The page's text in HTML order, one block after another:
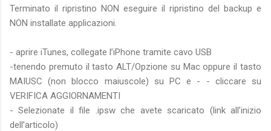
Terminato il ripristino NON eseguire il ripristino del backup e
NON installate applicazioni.
- aprire iTunes, collegate l’iPhone tramite cavo USB
-tenendo premuto il tasto ALT/Opzione su Mac oppure il tasto
MAIUSC (non blocco maiuscole) su PC e - - cliccare su
VERIFICA AGGIORNAMENTI
- Selezionate il file .ipsw che avete scaricato (link all’inizio
dell’articolo)